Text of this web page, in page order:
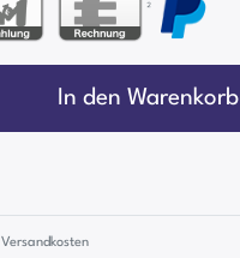
²
In den Warenkorb
Versandkosten